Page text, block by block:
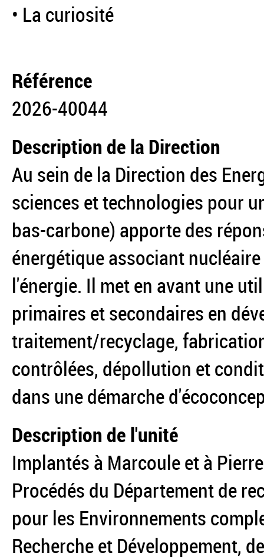
• La curiosité
Référence
2026-40044
Description de la Direction
Au sein de la Direction des
sciences et technologies pour
bas-carbone) apporte des
énergétique associant
l'énergie. Il met en avant une
primaires et secondaires en
traitement/recyclage,
contrôlées, dépollution et
dans une démarche
Description de l'unité
Implantés à Marcoule et à
Procédés du Département de
pour les Environnements
Recherche et Développement,